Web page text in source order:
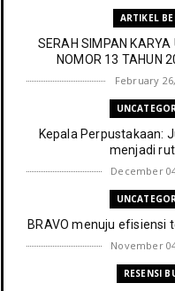
ARTIKEL
SERAH SIMPAN KARYA
NOMOR 13 TAHUN
February
Kepala Perpustakaan:
menjadi
December
BRAVO menuju efisiensi
November
RESENSI